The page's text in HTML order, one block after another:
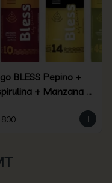
BLESS Pepino +
+ Manzana +